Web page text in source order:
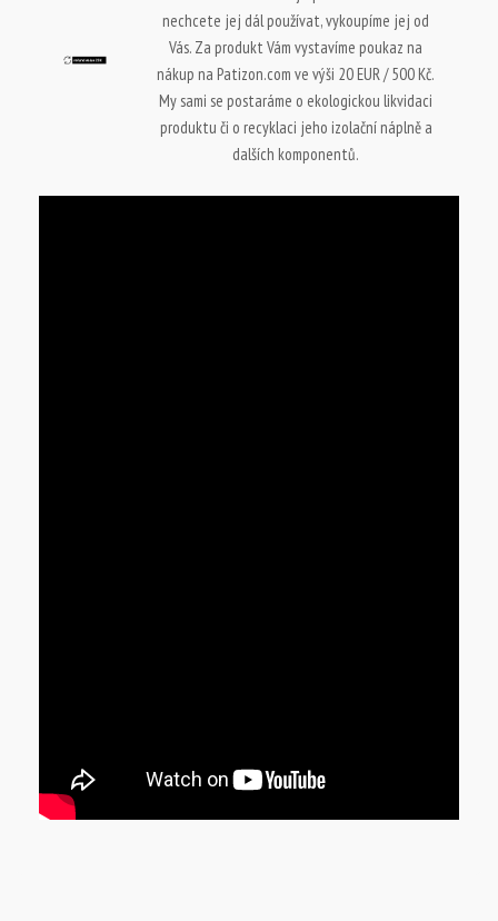
nechcete jej dál používat, vykoupíme jej od
Vás. Za produkt Vám vystavíme poukaz na
nákup na Patizon.com ve výši 20 EUR / 500 Kč.
My sami se postaráme o ekologickou likvidaci
produktu či o recyklaci jeho izolační náplně a
dalších komponentů.